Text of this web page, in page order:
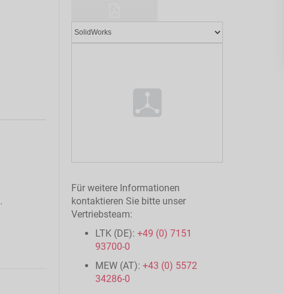
Für weitere Informationen
kontaktieren Sie bitte unser
Vertriebsteam:
LTK (DE):+49 (0) 7151
93700-0
MEW (AT):+43 (0) 5572
34286-0